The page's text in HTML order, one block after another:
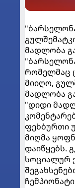
მადლობა
რომელმაც
მიიღო,
მადლობა
"დიდი
ფეხბურთი
მიღმა
დაიწყებს.
სოციალურ